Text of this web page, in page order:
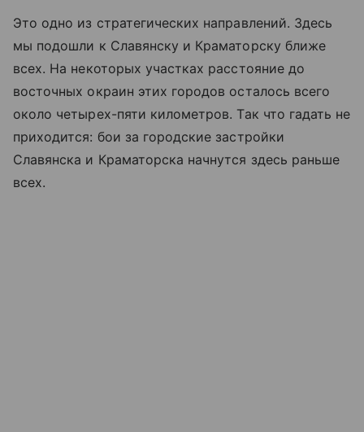
Это одно из стратегических направлений. Здесь
мы подошли к Славянску и Краматорску ближе
всех. На некоторых участках расстояние до
восточных окраин этих городов осталось всего
около четырех-пяти километров. Так что гадать не
приходится: бои за городские застройки
Славянска и Краматорска начнутся здесь раньше
всех.